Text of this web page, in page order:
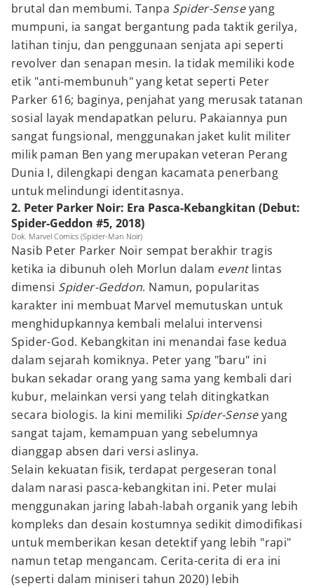
brutal dan membumi. Tanpa Spider-Senseyang
mumpuni, ia sangat bergantung pada taktik gerilya,
latihan tinju, dan penggunaan senjata api seperti
revolver dan senapan mesin. Ia tidak memiliki kode
etik "anti-membunuh" yang ketat seperti Peter
Parker 616; baginya, penjahat yang merusak tatanan
sosial layak mendapatkan peluru. Pakaiannya pun
sangat fungsional, menggunakan jaket kulit militer
milik paman Ben yang merupakan veteran Perang
Dunia I, dilengkapi dengan kacamata penerbang
untuk melindungi identitasnya.
2. Peter Parker Noir: Era Pasca-Kebangkitan (Debut:
Spider-Geddon #5, 2018)
Dok. Marvel Comics (Spider-Man Noir)
Nasib Peter Parker Noir sempat berakhir tragis
ketika ia dibunuh oleh Morlun dalam eventlintas
dimensi Spider-Geddon. Namun, popularitas
karakter ini membuat Marvel memutuskan untuk
menghidupkannya kembali melalui intervensi
Spider-God. Kebangkitan ini menandai fase kedua
dalam sejarah komiknya. Peter yang "baru" ini
bukan sekadar orang yang sama yang kembali dari
kubur, melainkan versi yang telah ditingkatkan
secara biologis. Ia kini memiliki Spider-Senseyang
sangat tajam, kemampuan yang sebelumnya
dianggap absen dari versi aslinya.
Selain kekuatan fisik, terdapat pergeseran tonal
dalam narasi pasca-kebangkitan ini. Peter mulai
menggunakan jaring labah-labah organik yang lebih
kompleks dan desain kostumnya sedikit dimodifikasi
untuk memberikan kesan detektif yang lebih "rapi"
namun tetap mengancam. Cerita-cerita di era ini
(seperti dalam miniseri tahun 2020) lebih